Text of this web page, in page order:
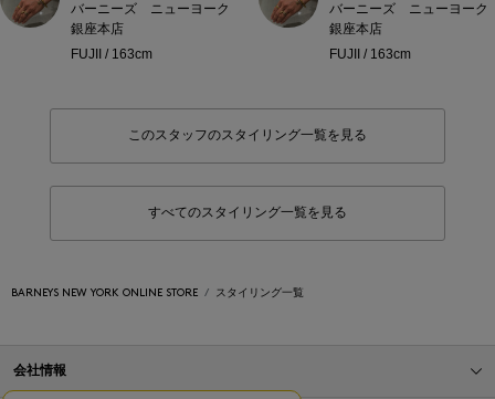
バーニーズ ニューヨーク
銀座本店
FUJII / 163cm
バーニーズ ニューヨーク
銀座本店
FUJII / 163cm
このスタッフのスタイリング一覧を見る
すべてのスタイリング一覧を見る
BARNEYS NEW YORK ONLINE STORE スタイリング一覧
会社情報